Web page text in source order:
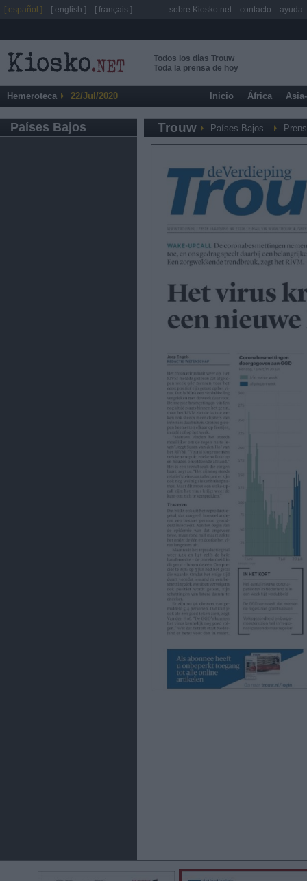
Todos los días Trouw
Toda la prensa de hoy
Hemeroteca 22/Jul/2020 Inicio África
Países Bajos Trouw Países Bajos
[ español ] [ english ] [ français ] sobre Kiosko.net contacto ayuda